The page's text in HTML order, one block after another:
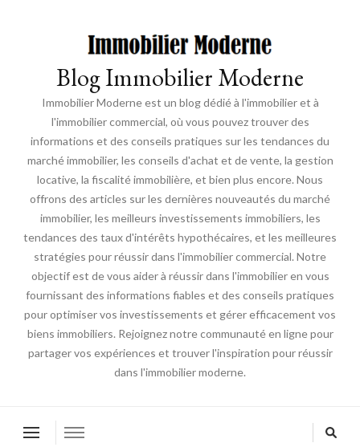
Blog Immobilier Moderne
Immobilier Moderne est un blog dédié à l'immobilier et à
l'immobilier commercial, où vous pouvez trouver des
informations et des conseils pratiques sur les tendances du
marché immobilier, les conseils d'achat et de vente, la gestion
locative, la fiscalité immobilière, et bien plus encore. Nous
offrons des articles sur les dernières nouveautés du marché
immobilier, les meilleurs investissements immobiliers, les
tendances des taux d'intérêts hypothécaires, et les meilleures
stratégies pour réussir dans l'immobilier commercial. Notre
objectif est de vous aider à réussir dans l'immobilier en vous
fournissant des informations fiables et des conseils pratiques
pour optimiser vos investissements et gérer efficacement vos
biens immobiliers. Rejoignez notre communauté en ligne pour
partager vos expériences et trouver l'inspiration pour réussir
dans l'immobilier moderne.